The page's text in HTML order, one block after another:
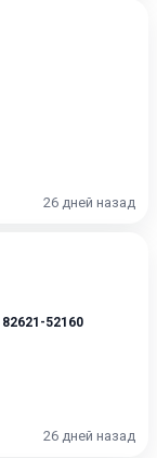
26 дней назад
82621-52160
26 дней назад